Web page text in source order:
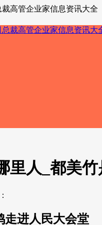
高管企业家信息资讯大全
里人_都美
走进人民大会堂